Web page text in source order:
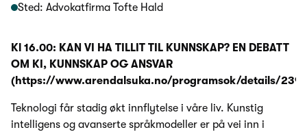
Sted: Advokatfirma Tofte Hald
Kl 16.00: KAN VI HA TILLIT TIL KUNNSKAP? EN DEBATT
OM KI, KUNNSKAP OG ANSVAR
(https://www.arendalsuka.no/programsok/details/
Teknologi får stadig økt innflytelse i våre liv. Kunstig
intelligens og avanserte språkmodeller er på vei inn i